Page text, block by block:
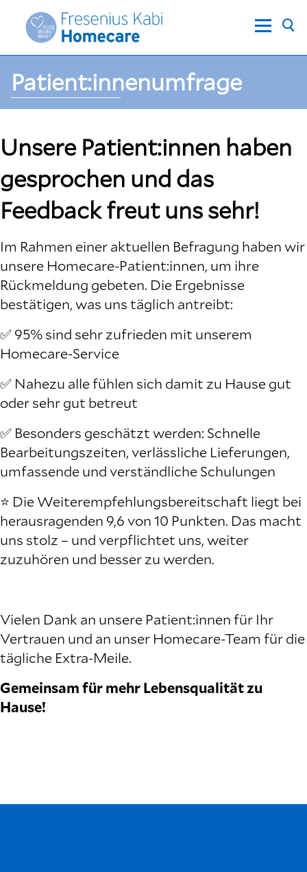
Patient:innenumfrage
Unsere Patient:innen haben
gesprochen und das
Feedback freut uns sehr!
Im Rahmen einer aktuellen Befragung haben wir
unsere Homecare-Patient:innen, um ihre
Rückmeldung gebeten. Die Ergebnisse
bestätigen, was uns täglich antreibt:
✅ 95% sind sehr zufrieden mit unserem
Homecare-Service
✅ Nahezu alle fühlen sich damit zu Hause gut
oder sehr gut betreut
✅ Besonders geschätzt werden: Schnelle
Bearbeitungszeiten, verlässliche Lieferungen,
umfassende und verständliche Schulungen
⭐ Die Weiterempfehlungsbereitschaft liegt bei
herausragenden 9,6 von 10 Punkten. Das macht
uns stolz – und verpflichtet uns, weiter
zuzuhören und besser zu werden.
Vielen Dank an unsere Patient:innen für Ihr
Vertrauen und an unser Homecare‑Team für die
tägliche Extra‑Meile.
Gemeinsam für mehr Lebensqualität zu
Hause!